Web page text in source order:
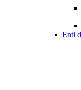
Enti